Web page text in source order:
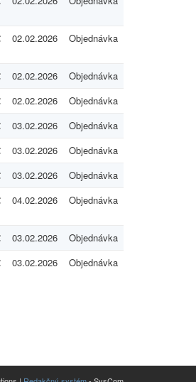
02.02.2026 Objednávka
02.02.2026
Objednávka
02.02.2026
Objednávka
03.02.2026
Objednávka
03.02.2026
Objednávka
03.02.2026
Objednávka
04.02.2026 Objednávka
03.02.2026
Objednávka
03.02.2026 Objednávka